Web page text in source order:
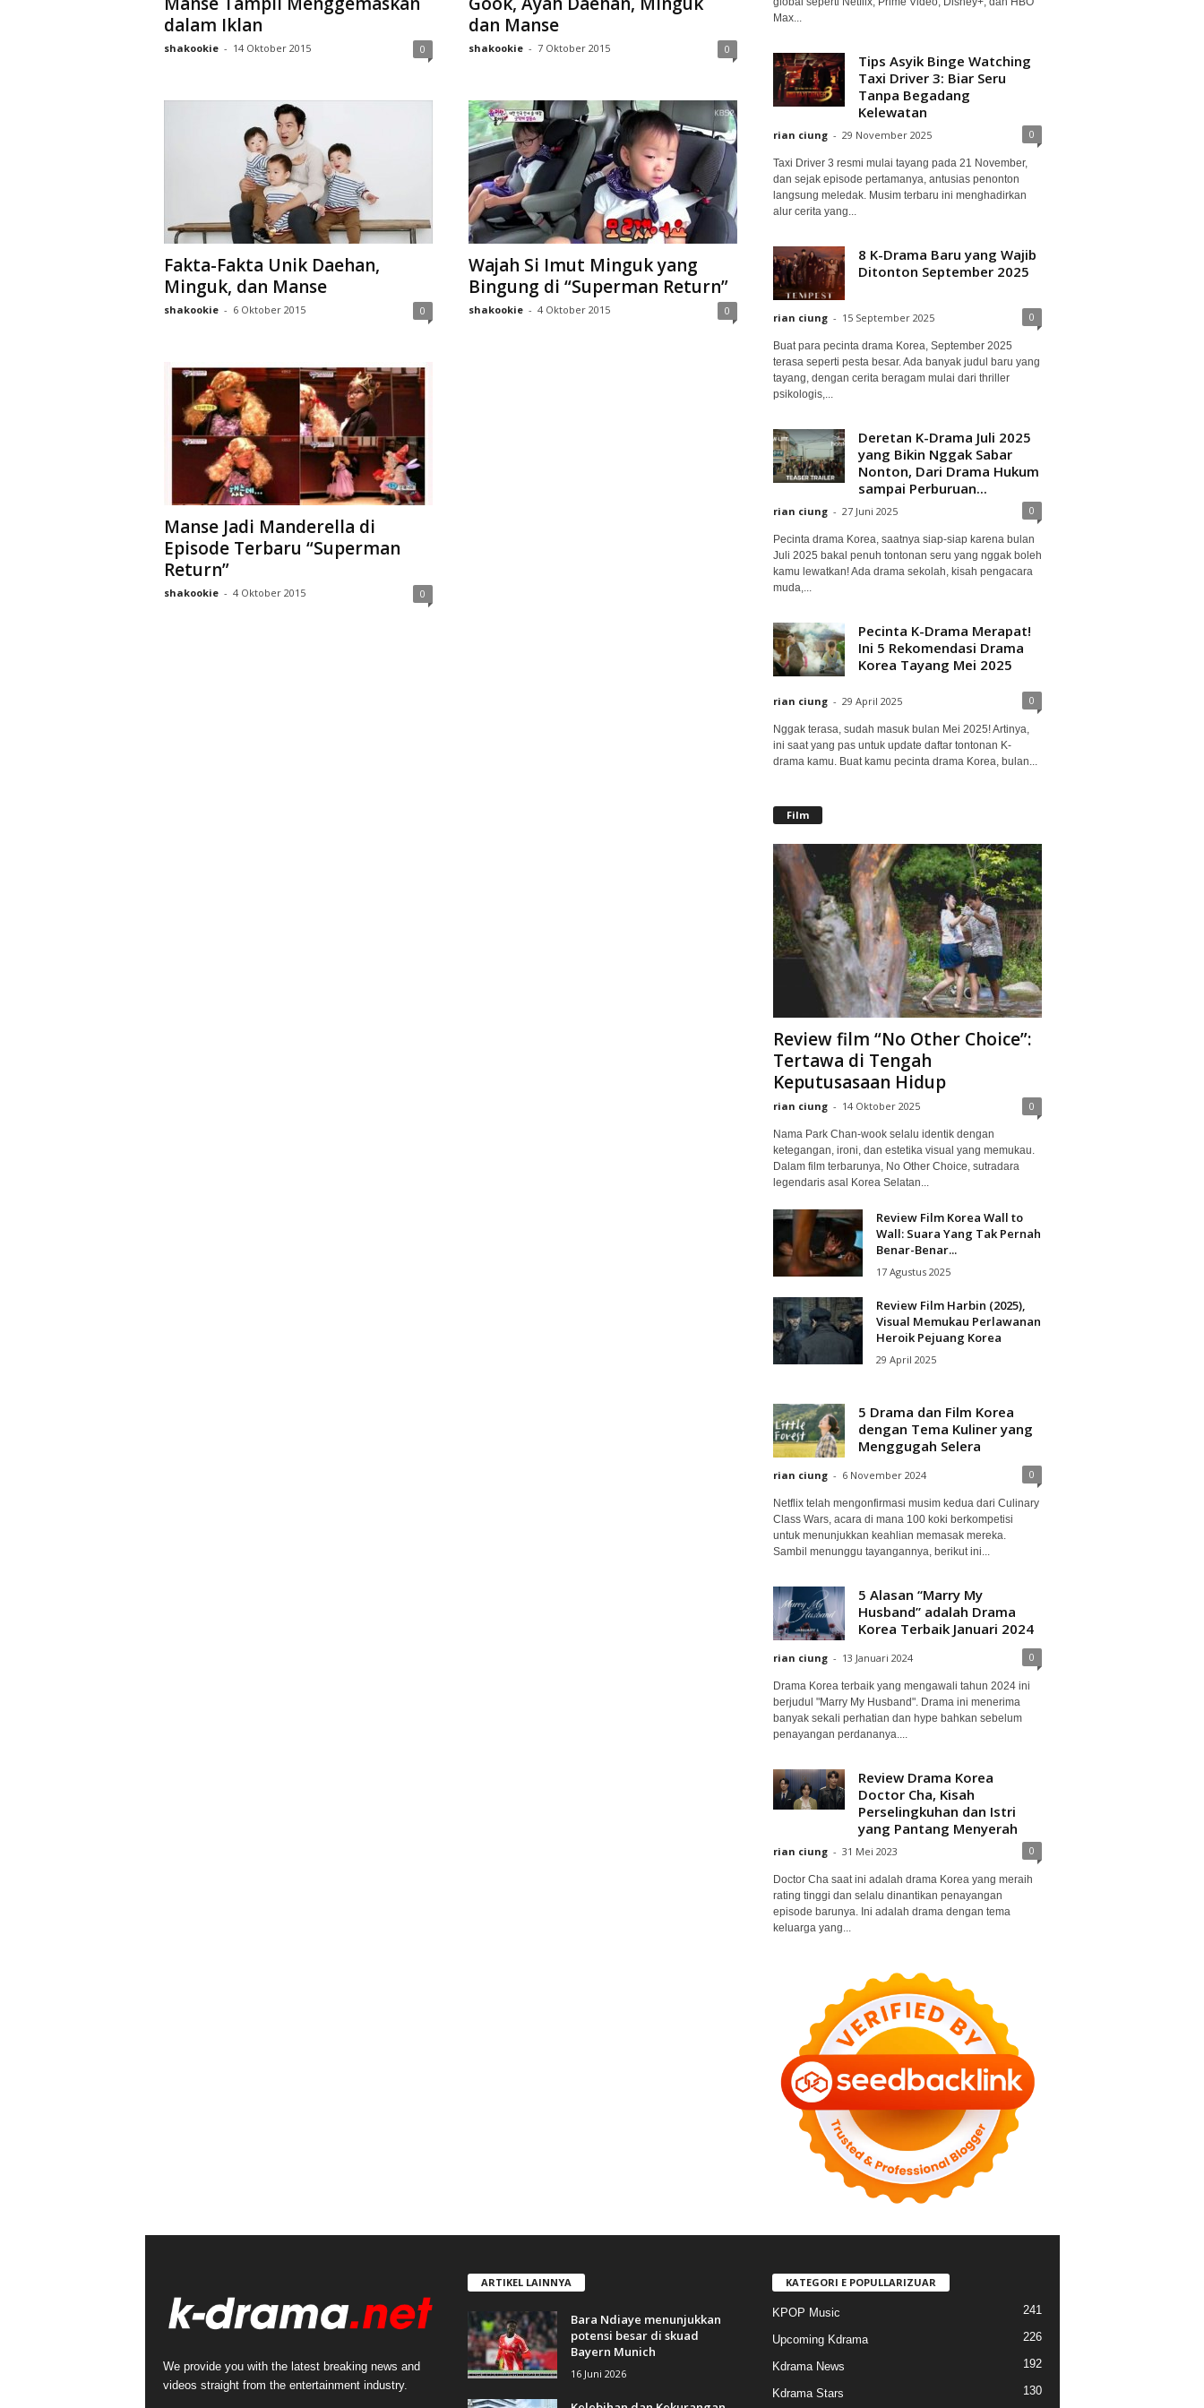
dalam Iklan
shakookie - 14 Oktober 2015 0
dan Manse
shakookie - 7 Oktober 2015 0
Fakta-Fakta Unik Daehan,
Minguk, dan Manse
shakookie - 6 Oktober 2015 0
Wajah Si Imut Minguk yang
Bingung di “Superman Return”
shakookie - 4 Oktober 2015 0
Manse Jadi Manderella di
Episode Terbaru “Superman
Return”
shakookie - 4 Oktober 2015 0
Max...
Tips Asyik Binge Watching
Taxi Driver 3: Biar Seru
Tanpa Begadang
Kelewatan
rian ciung - 29 November 2025 0
Taxi Driver 3 resmi mulai tayang pada 21 November,
dan sejak episode pertamanya, antusias penonton
langsung meledak. Musim terbaru ini menghadirkan
alur cerita yang...
8 K-Drama Baru yang Wajib
Ditonton September 2025
rian ciung - 15 September 2025 0
Buat para pecinta drama Korea, September 2025
terasa seperti pesta besar. Ada banyak judul baru yang
tayang, dengan cerita beragam mulai dari thriller
psikologis,...
Deretan K-Drama Juli 2025
yang Bikin Nggak Sabar
Nonton, Dari Drama Hukum
sampai Perburuan...
rian ciung - 27 Juni 2025 0
Pecinta drama Korea, saatnya siap-siap karena bulan
Juli 2025 bakal penuh tontonan seru yang nggak boleh
kamu lewatkan! Ada drama sekolah, kisah pengacara
muda,...
Pecinta K-Drama Merapat!
Ini 5 Rekomendasi Drama
Korea Tayang Mei 2025
rian ciung - 29 April 2025 0
Nggak terasa, sudah masuk bulan Mei 2025! Artinya,
ini saat yang pas untuk update daftar tontonan K-
drama kamu. Buat kamu pecinta drama Korea, bulan...
Film
Review film “No Other Choice”:
Tertawa di Tengah
Keputusasaan Hidup
rian ciung - 14 Oktober 2025 0
Nama Park Chan-wook selalu identik dengan
ketegangan, ironi, dan estetika visual yang memukau.
Dalam film terbarunya, No Other Choice, sutradara
legendaris asal Korea Selatan...
Review Film Korea Wall to
Wall: Suara Yang Tak Pernah
Benar-Benar...
17 Agustus 2025
Review Film Harbin (2025),
Visual Memukau Perlawanan
Heroik Pejuang Korea
29 April 2025
5 Drama dan Film Korea
dengan Tema Kuliner yang
Menggugah Selera
rian ciung - 6 November 2024 0
Netflix telah mengonfirmasi musim kedua dari Culinary
Class Wars, acara di mana 100 koki berkompetisi
untuk menunjukkan keahlian memasak mereka.
Sambil menunggu tayangannya, berikut ini...
5 Alasan “Marry My
Husband” adalah Drama
Korea Terbaik Januari 2024
rian ciung - 13 Januari 2024 0
Drama Korea terbaik yang mengawali tahun 2024 ini
berjudul "Marry My Husband". Drama ini menerima
banyak sekali perhatian dan hype bahkan sebelum
penayangan perdananya....
Review Drama Korea
Doctor Cha, Kisah
Perselingkuhan dan Istri
yang Pantang Menyerah
rian ciung - 31 Mei 2023 0
Doctor Cha saat ini adalah drama Korea yang meraih
rating tinggi dan selalu dinantikan penayangan
episode barunya. Ini adalah drama dengan tema
keluarga yang...
We provide you with the latest breaking news and
videos straight from the entertainment industry.
ARTIKEL LAINNYA
Bara Ndiaye menunjukkan
potensi besar di skuad
Bayern Munich
16 Juni 2026
KATEGORI E POPULLARIZUAR
KPOP Music 241
Upcoming Kdrama 226
Kdrama News 192
Kdrama Stars 130